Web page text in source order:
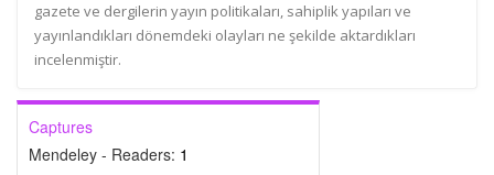
gazete ve dergilerin yayın politikaları, sahiplik yapıları ve
yayınlandıkları dönemdeki olayları ne şekilde aktardıkları
incelenmiştir.
Captures
Mendeley - Readers: 1